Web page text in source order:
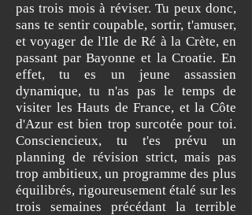
pas trois mois à réviser. Tu peux donc,
sans te sentir coupable, sortir, t'amuser,
et voyager de l'Ile de Ré à la Crète, en
passant par Bayonne et la Croatie. En
effet, tu es un jeune assassien
dynamique, tu n'as pas le temps de
visiter les Hauts de France, et la Côte
d'Azur est bien trop surcotée pour toi.
Consciencieux, tu t'es prévu un
planning de révision strict, mais pas
trop ambitieux, un programme des plus
équilibrés, rigoureusement étalé sur les
trois semaines précédant la terrible